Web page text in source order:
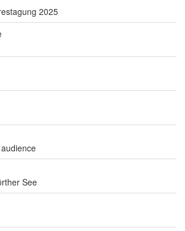
2025
See